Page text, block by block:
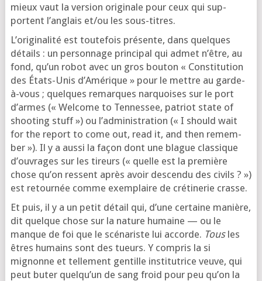
mieux vaut la ver­sion ori­gi­nale pour ceux qui sup­
portent l’an­glais et/ou les sous-titres.
L’originalité est tou­te­fois pré­sente, dans quelques
détails : un per­son­nage prin­ci­pal qui admet n’être, au
fond, qu’un robot avec un gros bou­ton « Constitution
des États-Unis d’Amérique » pour le mettre au garde-
à-vous ; quelques remarques nar­quoises sur le port
d’armes (« Welcome to Tennessee, patriot state of
shoo­ting stuff ») ou l’ad­mi­nis­tra­tion (« I should wait
for the report to come out, read it, and then remem­
ber »). Il y a aus­si la façon dont une blague clas­sique
d’ou­vrages sur les tireurs (« quelle est la pre­mière
chose qu’on res­sent après avoir des­cen­du des civils ? »)
est retour­née comme exem­plaire de cré­ti­ne­rie crasse.
Et puis, il y a un petit détail qui, d’une cer­taine manière,
dit quelque chose sur la nature humaine — ou le
manque de foi que le scé­na­riste lui accorde. Tousles
êtres humains sont des tueurs. Y com­pris la si
mignonne et tel­le­ment gen­tille ins­ti­tu­trice veuve, qui
peut buter quel­qu’un de sang froid pour peu qu’on la